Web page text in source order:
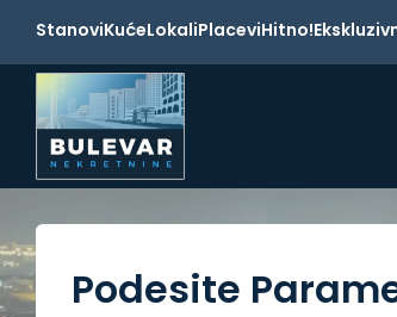
StanoviKućeLokaliPlaceviHitno!
Podesite